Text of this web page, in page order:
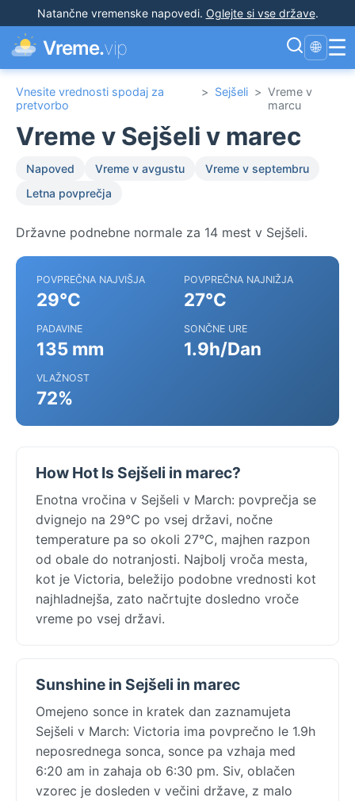
Natančne vremenske napovedi. Oglejte si vse države.
Vreme.vip 🌐 ☰
Vnesite vrednosti spodaj za
pretvorbo
> Sejšeli > Vreme v
marcu
Vreme v Sejšeli v marec
Napoved Vreme v avgustu
Vreme v septembru
Letna povprečja
Državne podnebne normale za 14 mest v Sejšeli.
POVPREČNA NAJVIŠJA
29°C
POVPREČNA NAJNIŽJA
27°C
PADAVINE
135 mm
SONČNE URE
1.9h/Dan
VLAŽNOST
72%
How Hot Is Sejšeli in marec?
Enotna vročina v Sejšeli v March: povprečja se
dvignejo na 29°C po vsej državi, nočne
temperature pa so okoli 27°C, majhen razpon
od obale do notranjosti. Najbolj vroča mesta,
kot je Victoria, beležijo podobne vrednosti kot
najhladnejša, zato načrtujte dosledno vroče
vreme po vsej državi.
Sunshine in Sejšeli in marec
Omejeno sonce in kratek dan zaznamujeta
Sejšeli v March: Victoria ima povprečno le 1.9h
neposrednega sonca, sonce pa vzhaja med
6:20 am in zahaja ob 6:30 pm. Siv, oblačen
vzorec je dosleden v večini države, z malo